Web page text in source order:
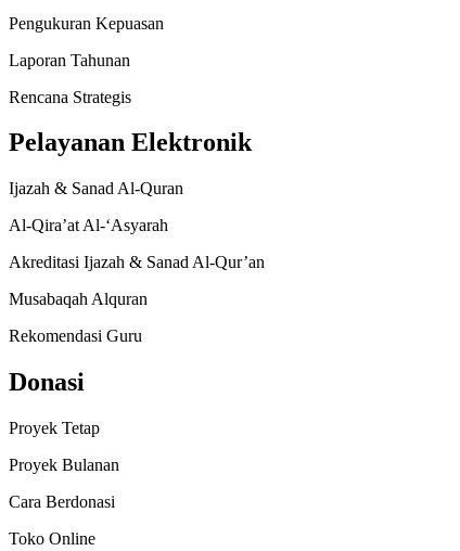
Pengukuran Kepuasan
Laporan Tahunan
Rencana Strategis
Pelayanan Elektronik
Ijazah & Sanad Al-Quran
Al-Qira’at Al-‘Asyarah
Akreditasi Ijazah & Sanad Al-Qur’an
Musabaqah Alquran
Rekomendasi Guru
Donasi
Proyek Tetap
Proyek Bulanan
Cara Berdonasi
Toko Online